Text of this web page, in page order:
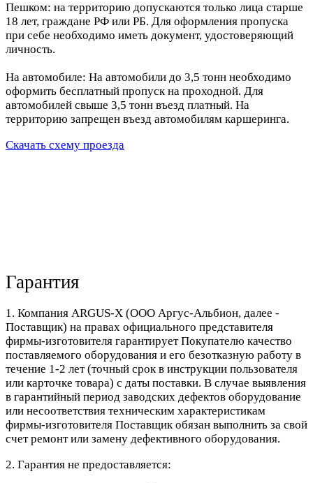
Пешком: на территорию допускаются только лица старше
18 лет, граждане РФ или РБ. Для оформления пропуска
при себе необходимо иметь документ, удостоверяющий
личность.
На автомобиле: На автомобили до 3,5 тонн необходимо
оформить бесплатный пропуск на проходной. Для
автомобилей свыше 3,5 тонн въезд платный. На
территорию запрещен въезд автомобилям каршеринга.
Скачать схему проезда
Гарантия
1. Компания ARGUS-X (ООО Аргус-Альбион, далее -
Поставщик) на правах официального представителя
фирмы-изготовителя гарантирует Покупателю качество
поставляемого оборудования и его безотказную работу в
течение 1-2 лет (точный срок в инструкции пользователя
или карточке товара) с даты поставки. В случае выявления
в гарантийный период заводских дефектов оборудование
или несоответствия техническим характеристикам
фирмы-изготовителя Поставщик обязан выполнить за свой
счет ремонт или замену дефективного оборудования.
2. Гарантия не предоставляется: